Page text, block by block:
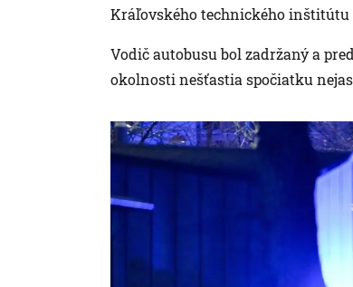
Kráľovského technického inštitútu
Vodič autobusu bol zadržaný a
okolnosti nešťastia spočiatku